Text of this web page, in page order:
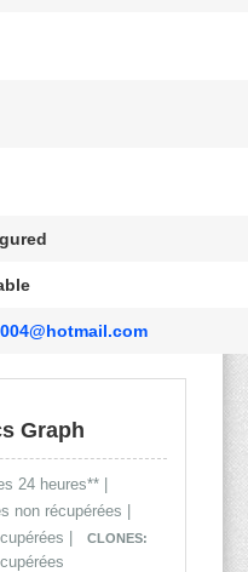
Graph
24 heures** |
non récupérées |
| CLONES: